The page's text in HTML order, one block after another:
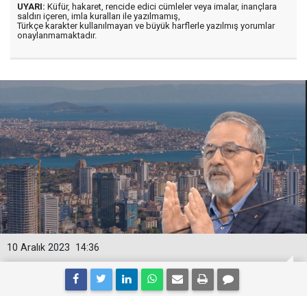
UYARI: Küfür, hakaret, rencide edici cümleler veya imalar, inançlara
saldırı içeren, imla kuralları ile yazılmamış,
Türkçe karakter kullanılmayan ve büyük harflerle yazılmış yorumlar
onaylanmamaktadır.
14:36
10 Aralık 2023